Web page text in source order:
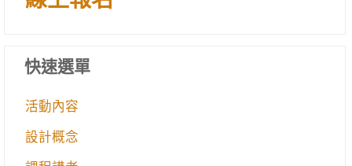
快速選單
活動內容
設計概念